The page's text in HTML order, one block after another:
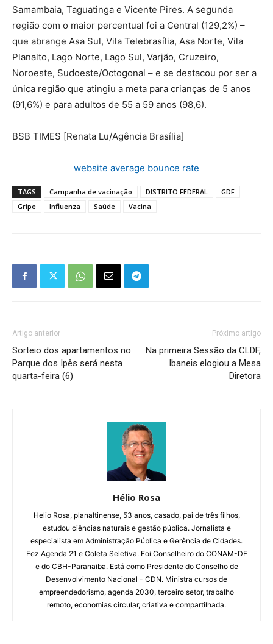
Samambaia, Taguatinga e Vicente Pires. A segunda
região com o maior percentual foi a Central (129,2%) –
que abrange Asa Sul, Vila Telebrasília, Asa Norte, Vila
Planalto, Lago Norte, Lago Sul, Varjão, Cruzeiro,
Noroeste, Sudoeste/Octogonal – e se destacou por ser a
única região que atingiu a meta para crianças de 5 anos
(91,6%) e para adultos de 55 a 59 anos (98,6).
BSB TIMES [Renata Lu/Agência Brasília]
website average bounce rate
TAGS Campanha de vacinação DISTRITO FEDERAL
GDF
Gripe
Influenza Saúde Vacina
Artigo anterior
Sorteio dos apartamentos no
Parque dos Ipês será nesta
quarta-feira (6)
Próximo artigo
Na primeira Sessão da CLDF,
Ibaneis elogiou a Mesa
Diretora
Hélio Rosa
Helio Rosa, planaltinense, 53 anos, casado, pai de três filhos,
estudou ciências naturais e gestão pública. Jornalista e
especialista em Administração Pública e Gerência de Cidades.
Fez Agenda 21 e Coleta Seletiva. Foi Conselheiro do CONAM-DF
e do CBH-Paranaiba. Está como Presidente do Conselho de
Desenvolvimento Nacional - CDN. Ministra cursos de
empreendedorismo, agenda 2030, terceiro setor, trabalho
remoto, economias circular, criativa e compartilhada.